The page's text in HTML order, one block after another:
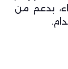
بدعم من